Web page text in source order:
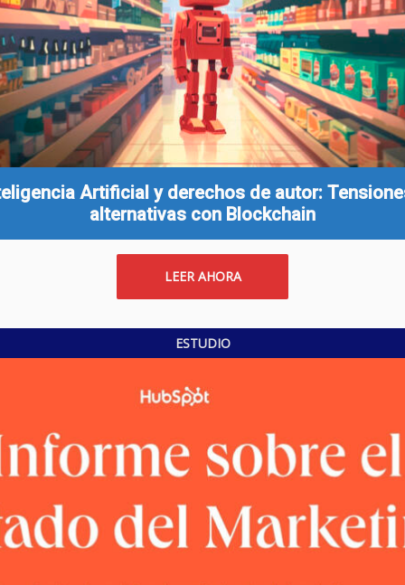
Artificial y derechos de autor:
alternativas con Blockchain
LEER AHORA
ESTUDIO